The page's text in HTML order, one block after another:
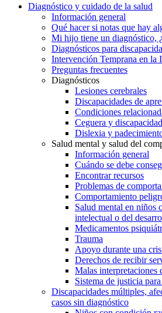
Diagnóstico y cuidado de la salud
Información general
Qué hacer si notas que hay
Mi hijo tiene un diagnóstico,
Diagnósticos para
Intervención Temprana en la
Preguntas frecuentes
Diagnósticos
Lesiones cerebrales
Discapacidades de
Condiciones
Ceguera y
Dislexia y
Salud mental y salud del
Información general
Cuándo se debe
Encontrar recursos
Problemas de
Comportamiento
Salud mental en niños
intelectual o del
Medicamentos
Trauma
Apoyo durante una
Derechos de recibir
Malas interpretaciones
Sistema de justicia
Discapacidades múltiples,
casos sin diagnóstico